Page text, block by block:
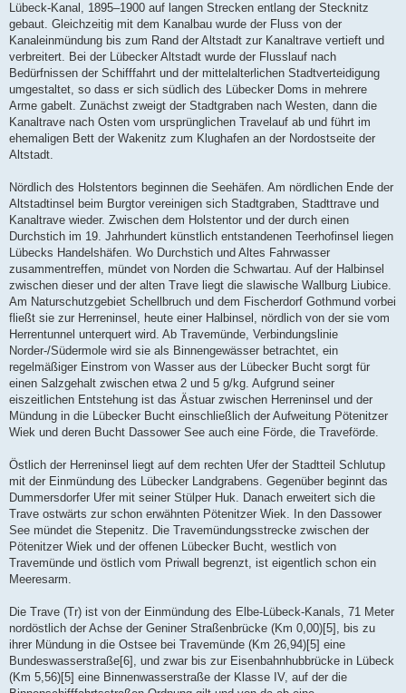
Lübeck-Kanal, 1895–1900 auf langen Strecken entlang der Stecknitz
gebaut. Gleichzeitig mit dem Kanalbau wurde der Fluss von der
Kanaleinmündung bis zum Rand der Altstadt zur Kanaltrave vertieft und
verbreitert. Bei der Lübecker Altstadt wurde der Flusslauf nach
Bedürfnissen der Schifffahrt und der mittelalterlichen Stadtverteidigung
umgestaltet, so dass er sich südlich des Lübecker Doms in mehrere
Arme gabelt. Zunächst zweigt der Stadtgraben nach Westen, dann die
Kanaltrave nach Osten vom ursprünglichen Travelauf ab und führt im
ehemaligen Bett der Wakenitz zum Klughafen an der Nordostseite der
Altstadt.
Nördlich des Holstentors beginnen die Seehäfen. Am nördlichen Ende der
Altstadtinsel beim Burgtor vereinigen sich Stadtgraben, Stadttrave und
Kanaltrave wieder. Zwischen dem Holstentor und der durch einen
Durchstich im 19. Jahrhundert künstlich entstandenen Teerhofinsel liegen
Lübecks Handelshäfen. Wo Durchstich und Altes Fahrwasser
zusammentreffen, mündet von Norden die Schwartau. Auf der Halbinsel
zwischen dieser und der alten Trave liegt die slawische Wallburg Liubice.
Am Naturschutzgebiet Schellbruch und dem Fischerdorf Gothmund vorbei
fließt sie zur Herreninsel, heute einer Halbinsel, nördlich von der sie vom
Herrentunnel unterquert wird. Ab Travemünde, Verbindungslinie
Norder-/Südermole wird sie als Binnengewässer betrachtet, ein
regelmäßiger Einstrom von Wasser aus der Lübecker Bucht sorgt für
einen Salzgehalt zwischen etwa 2 und 5 g/kg. Aufgrund seiner
eiszeitlichen Entstehung ist das Ästuar zwischen Herreninsel und der
Mündung in die Lübecker Bucht einschließlich der Aufweitung Pötenitzer
Wiek und deren Bucht Dassower See auch eine Förde, die Traveförde.
Östlich der Herreninsel liegt auf dem rechten Ufer der Stadtteil Schlutup
mit der Einmündung des Lübecker Landgrabens. Gegenüber beginnt das
Dummersdorfer Ufer mit seiner Stülper Huk. Danach erweitert sich die
Trave ostwärts zur schon erwähnten Pötenitzer Wiek. In den Dassower
See mündet die Stepenitz. Die Travemündungsstrecke zwischen der
Pötenitzer Wiek und der offenen Lübecker Bucht, westlich von
Travemünde und östlich vom Priwall begrenzt, ist eigentlich schon ein
Meeresarm.
Die Trave (Tr) ist von der Einmündung des Elbe-Lübeck-Kanals, 71 Meter
nordöstlich der Achse der Geniner Straßenbrücke (Km 0,00)[5], bis zu
ihrer Mündung in die Ostsee bei Travemünde (Km 26,94)[5] eine
Bundeswasserstraße[6], und zwar bis zur Eisenbahnhubbrücke in Lübeck
(Km 5,56)[5] eine Binnenwasserstraße der Klasse IV, auf der die